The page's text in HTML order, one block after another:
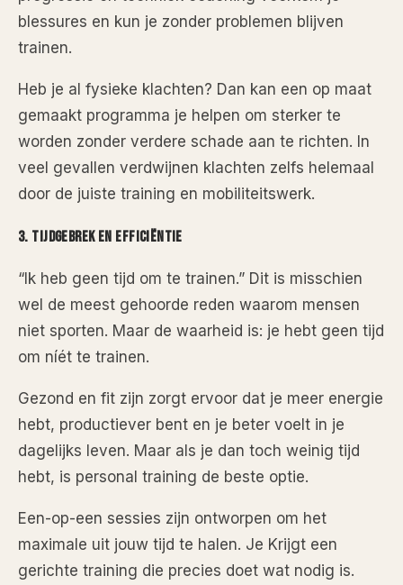
blessures en kun je zonder problemen blijven
trainen.
Heb je al fysieke klachten? Dan kan een op maat
gemaakt programma je helpen om sterker te
worden zonder verdere schade aan te richten. In
veel gevallen verdwijnen klachten zelfs helemaal
door de juiste training en mobiliteitswerk.
3. Tijdgebrek en Efficiëntie
“Ik heb geen tijd om te trainen.” Dit is misschien
wel de meest gehoorde reden waarom mensen
niet sporten. Maar de waarheid is: je hebt geen tijd
om níét te trainen.
Gezond en fit zijn zorgt ervoor dat je meer energie
hebt, productiever bent en je beter voelt in je
dagelijks leven. Maar als je dan toch weinig tijd
hebt, is personal training de beste optie.
Een-op-een sessies zijn ontworpen om het
maximale uit jouw tijd te halen. Je Krijgt een
gerichte training die precies doet wat nodig is.